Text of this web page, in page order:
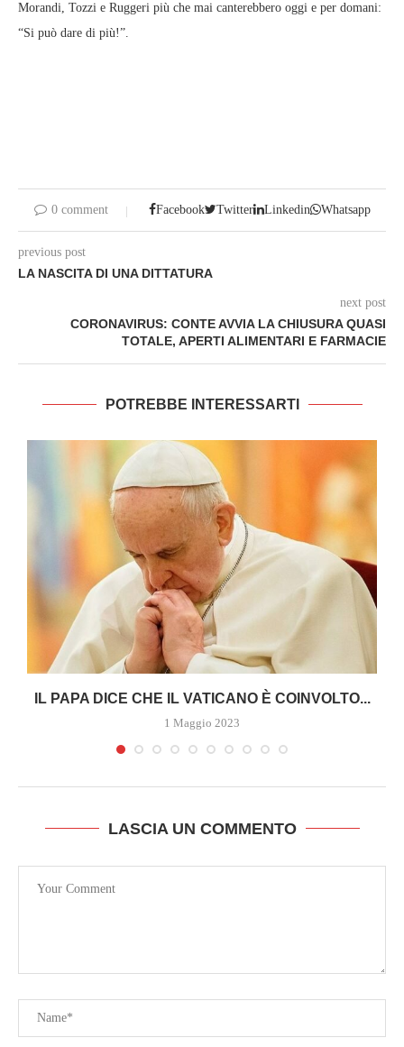
Morandi, Tozzi e Ruggeri più che mai canterebbero oggi e per domani:
“Si può dare di più!”.
0 comment Facebook Twitter Linkedin Whatsapp
previous post
LA NASCITA DI UNA DITTATURA
next post
CORONAVIRUS: CONTE AVVIA LA CHIUSURA QUASI
TOTALE, APERTI ALIMENTARI E FARMACIE
POTREBBE INTERESSARTI
IL PAPA DICE CHE IL VATICANO È COINVOLTO...
1 Maggio 2023
LASCIA UN COMMENTO